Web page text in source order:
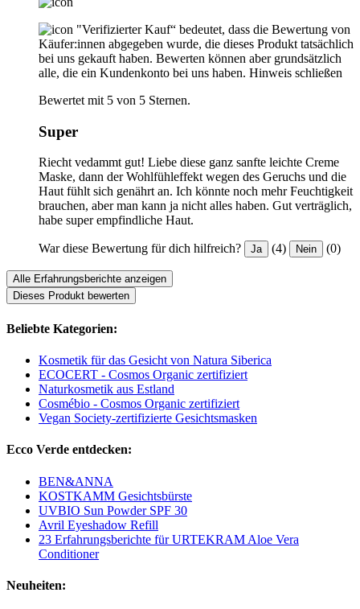
"Verifizierter Kauf“ bedeutet, dass die Bewertung von
Käufer:innen abgegeben wurde, die dieses Produkt tatsächlich
bei uns gekauft haben. Bewerten können aber grundsätzlich
alle, die ein Kundenkonto bei uns haben. Hinweis schließen
Bewertet mit 5 von 5 Sternen.
Super
Riecht vedammt gut! Liebe diese ganz sanfte leichte Creme
Maske, dann der Wohlfühleffekt wegen des Geruchs und die
Haut fühlt sich genährt an. Ich könnte noch mehr Feuchtigkeit
brauchen, aber man kann ja nicht alles haben. Gut verträglich,
habe super empfindliche Haut.
War diese Bewertung für dich hilfreich? Ja (4) Nein (0)
Alle Erfahrungsberichte anzeigen
Dieses Produkt bewerten
Beliebte Kategorien:
Kosmetik für das Gesicht von Natura Siberica
ECOCERT - Cosmos Organic zertifiziert
Naturkosmetik aus Estland
Cosmébio - Cosmos Organic zertifiziert
Vegan Society-zertifizierte Gesichtsmasken
Ecco Verde entdecken:
BEN&ANNA
KOSTKAMM Gesichtsbürste
UVBIO Sun Powder SPF 30
Avril Eyeshadow Refill
23 Erfahrungsberichte für URTEKRAM Aloe Vera
Conditioner
Neuheiten: